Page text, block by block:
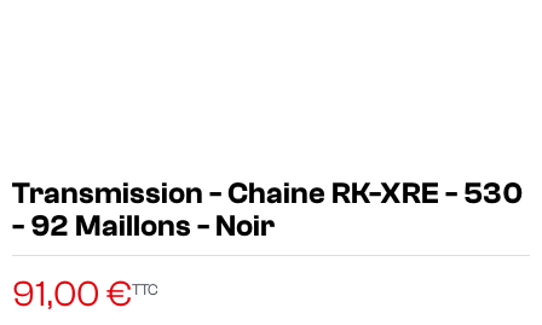
Transmission - Chaine RK-XRE - 530
- 92 Maillons - Noir
91,00 €TTC